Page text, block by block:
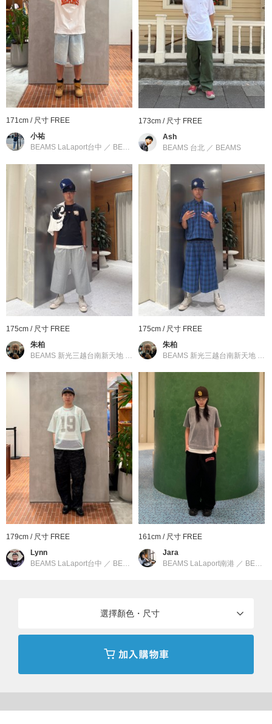
171cm / 尺寸 FREE
小祐
BEAMS LaLaport台中 ／ BEAMS
173cm / 尺寸 FREE
Ash
BEAMS 台北 ／ BEAMS
175cm / 尺寸 FREE
朱柏
BEAMS 新光三越台南新天地
BEAMS
175cm / 尺寸 FREE
朱柏
BEAMS 新光三越台南新天地
179cm / 尺寸 FREE
Lynn
BEAMS LaLaport台中 ／ BEAMS
161cm / 尺寸 FREE
Jara
BEAMS LaLaport南港 ／ BEAMS
選擇顏色・尺寸